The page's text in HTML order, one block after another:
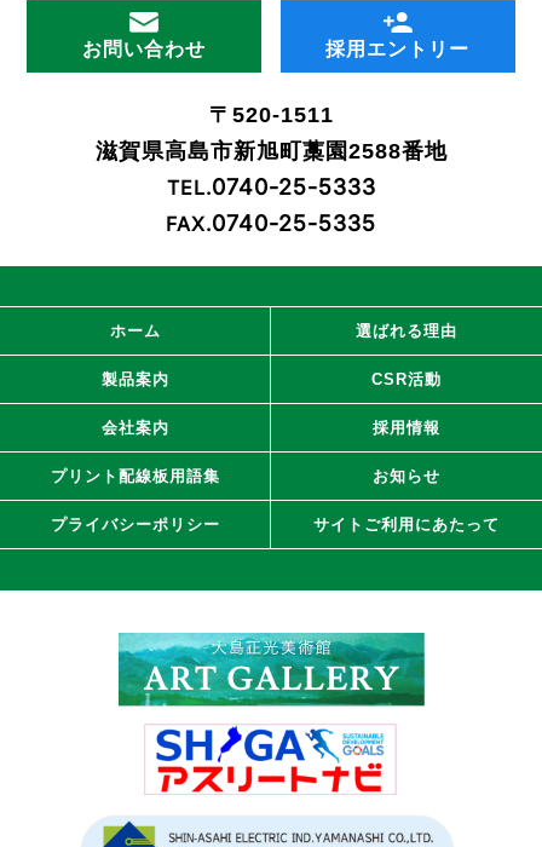
お問い合わせ 採用エントリー
〒520-1511
滋賀県高島市新旭町藁園2588番地
TEL.0740-25-5333
FAX.0740-25-5335
ホーム 選ばれる理由
製品案内 CSR活動
会社案内 採用情報
プリント配線板用語集 お知らせ
プライバシーポリシー サイトご利用にあたって